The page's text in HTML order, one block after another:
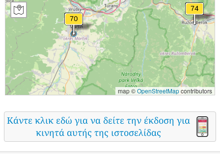
map ©OpenStreetMapcontributors
Κάντε κλικ εδώ για να δείτε την έκδοση για
κινητά αυτής της ιστοσελίδας